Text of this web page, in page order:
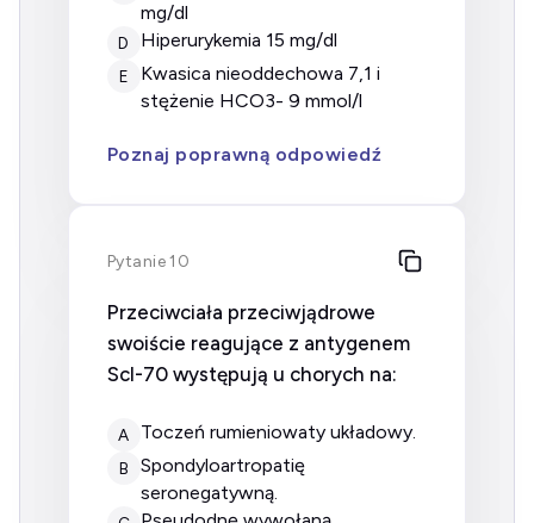
mg/dl
D hiperurykemia 15 mg/dl
E
kwasica nieoddechowa 7,1 i
stężenie HCO3- 9 mmol/l
Poznaj poprawną odpowiedź
Pytanie 10
Przeciwciała przeciwjądrowe
swoiście reagujące z antygenem
Scl-70 występują u chorych na:
A Toczeń rumieniowaty układowy.
B
Spondyloartropatię
seronegatywną.